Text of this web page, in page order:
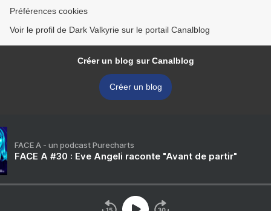
Préférences cookies
Voir le profil de Dark Valkyrie sur le portail Canalblog
Créer un blog sur Canalblog
Créer un blog
FACE A - un podcast Purecharts
FACE A #30 : Eve Angeli raconte "Avant de partir"